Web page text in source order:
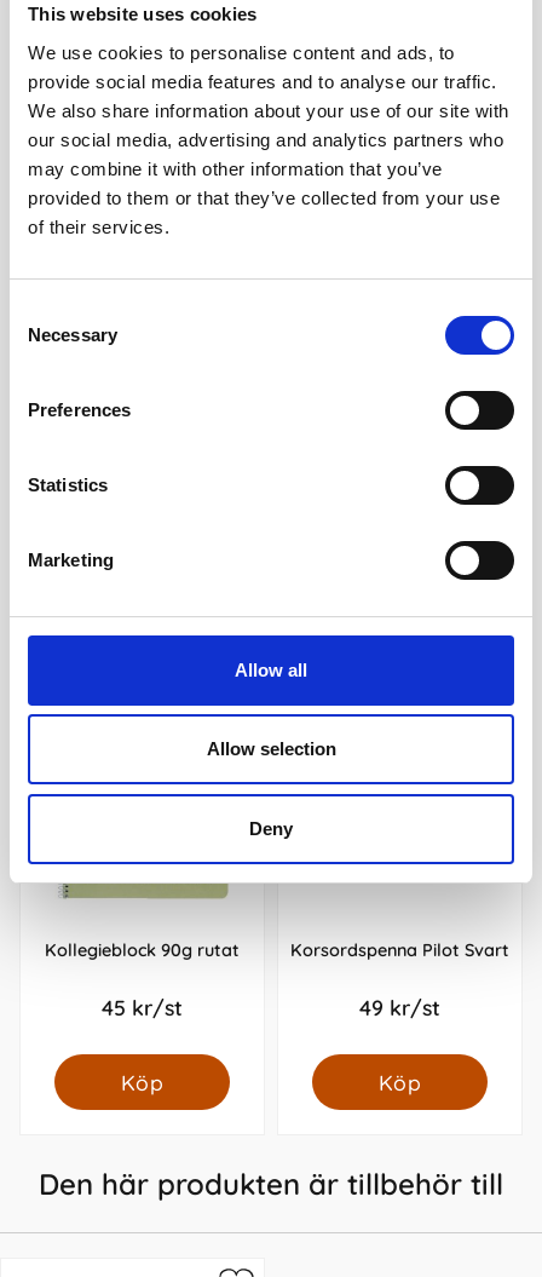
This website uses cookies
We use cookies to personalise content and ads, to
provide social media features and to analyse our traffic.
We also share information about your use of our site with
our social media, advertising and analytics partners who
may combine it with other information that you’ve
provided to them or that they’ve collected from your use
of their services.
Selection
Necessary
Preferences
Statistics
Marketing
Allow all
Allow selection
Deny
Andra tittade även på
Kollegieblock 90g rutat
45 kr/st
Köp
Korsordspenna Pilot Svart
49 kr/st
Köp
Den här produkten är tillbehör till